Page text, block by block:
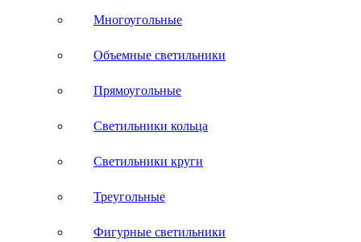
Многоугольные
Объемные светильники
Прямоугольные
Светильники кольца
Светильники круги
Треугольные
Фигурные светильники